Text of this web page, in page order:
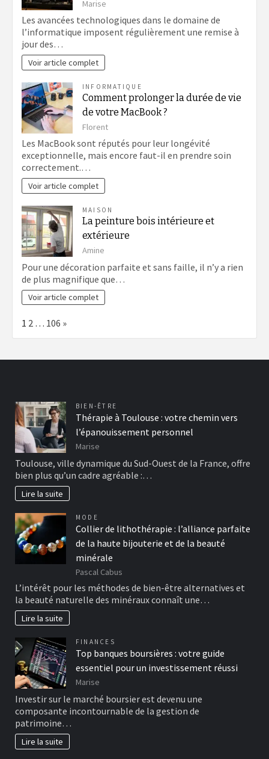
Marise
Les avancées technologiques dans le domaine de
l’informatique imposent régulièrement une remise à
jour des…
Voir article complet
INFORMATIQUE
Comment prolonger la durée de vie
de votre MacBook ?
Florent
Les MacBook sont réputés pour leur longévité
exceptionnelle, mais encore faut-il en prendre soin
correctement.…
Voir article complet
MAISON
La peinture bois intérieure et
extérieure
Amine
Pour une décoration parfaite et sans faille, il n’y a rien
de plus magnifique que…
Voir article complet
Page:
1 2 … 106 Next
»
BIEN-ÊTRE
Thérapie à Toulouse : votre chemin vers
l’épanouissement personnel
Marise
Toulouse, ville dynamique du Sud-Ouest de la France, offre
bien plus qu’un cadre agréable :…
Lire la suite
MODE
Collier de lithothérapie : l’alliance parfaite
de la haute bijouterie et de la beauté
minérale
Pascal Cabus
L’intérêt pour les méthodes de bien-être alternatives et
la beauté naturelle des minéraux connaît une…
Lire la suite
FINANCES
Top banques boursières : votre guide
essentiel pour un investissement réussi
Marise
Investir sur le marché boursier est devenu une
composante incontournable de la gestion de
patrimoine…
Lire la suite